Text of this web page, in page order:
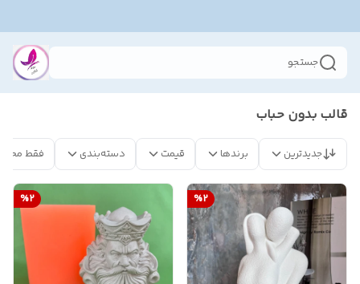
جستجو
قالب بدون حباب
جدیدترین برندها قیمت دسته‌بندی فقط
%2
%2